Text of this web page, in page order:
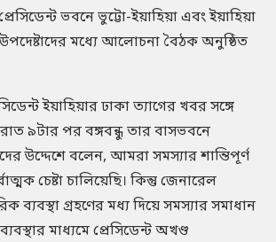
ভবনে ভুট্টো-ইয়াহিয়া এবং ইয়াহিয়া
মধ্যে আলোচনা বৈঠক অনুষ্ঠিত
ইয়াহিয়ার ঢাকা ত্যাগের খবর সঙ্গে
রাত ৯টার পর বঙ্গবন্ধু তার বাসভবনে
উদ্দেশে বলেন, আমরা সমস্যার শান্তিপূর্ণ
চেষ্টা চালিয়েছি। কিন্তু জেনারেল
ব্যবস্থা গ্রহণের মধ্য দিয়ে সমস্যার সমাধান
মাধ্যমে প্রেসিডেন্ট অখণ্ড